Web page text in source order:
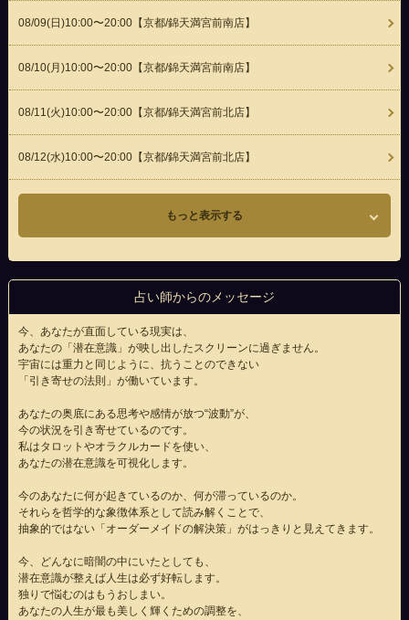
08/09(日 )10:00〜20:00【京都/錦天満宮前南店】
08/10(月 )10:00〜20:00【京都/錦天満宮前南店】
08/11(火)10:00〜20:00【京都/錦天満宮前北店】
08/12(水)10:00〜20:00【京都/錦天満宮前北店】
もっと表示する
占い師からのメッセージ
今、あなたが直面している現実は、
あなたの「潜在意識」が映し出したスクリーンに過ぎません。
宇宙には重力と同じように、抗うことのできない
「引き寄せの法則」が働いています。
あなたの奥底にある思考や感情が放つ“波動”が、
今の状況を引き寄せているのです。
私はタロットやオラクルカードを使い、
あなたの潜在意識を可視化します。
今のあなたに何が起きているのか、何が滞っているのか。
それらを哲学的な象徴体系として読み解くことで、
抽象的ではない「オーダーメイドの解決策」がはっきりと見えてきます。
今、どんなに暗闇の中にいたとしても、
潜在意識が整えば人生は必ず好転します。
独りで悩むのはもうおしまい。
あなたの人生が最も美しく輝くための調整を、